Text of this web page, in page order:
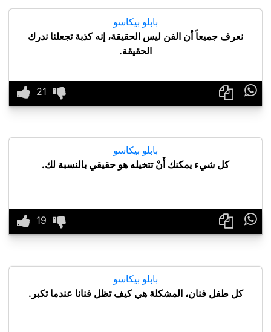
بابلو بيكاسو
نعرف جميعاً أن الفن ليس الحقيقة، إنه كذبة تجعلنا ندرك
الحقيقة.

بابلو بيكاسو
كل شيء يمكنك أَنْ تتخيله هو حقيقي بالنسبة لك.

بابلو بيكاسو
كل طفل فنان، المشكلة هي كيف تظل فنانا عندما تكبر.